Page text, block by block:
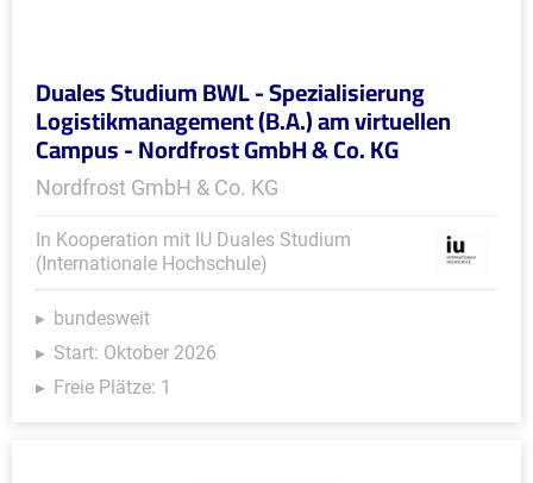
Duales Studium BWL - Spezialisierung
Logistikmanagement (B.A.) am virtuellen
Campus - Nordfrost GmbH & Co. KG
Nordfrost GmbH & Co. KG
In Kooperation mit IU Duales Studium
(Internationale Hochschule)
bundesweit
Start: Oktober 2026
Freie Plätze: 1